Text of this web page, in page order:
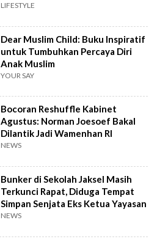
LIFESTYLE
Dear Muslim Child: Buku Inspiratif
untuk Tumbuhkan Percaya Diri
Anak Muslim
YOUR SAY
Bocoran Reshuffle Kabinet
Agustus: Norman Joesoef Bakal
Dilantik Jadi Wamenhan RI
NEWS
Bunker di Sekolah Jaksel Masih
Terkunci Rapat, Diduga Tempat
Simpan Senjata Eks Ketua Yayasan
NEWS